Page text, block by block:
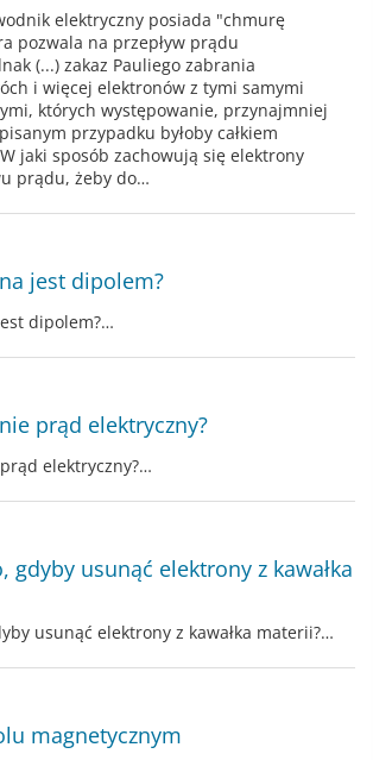
elektryczny posiada "chmurę
pozwala na przepływ prądu
(...) zakaz Pauliego zabrania
i więcej elektronów z tymi samymi
których występowanie, przynajmniej
przypadku byłoby całkiem
jaki sposób zachowują się elektrony
prądu, żeby do…
jest dipolem?
dipolem?…
prąd elektryczny?
elektryczny?…
gdyby usunąć elektrony z kawałka
usunąć elektrony z kawałka materii?…
magnetycznym